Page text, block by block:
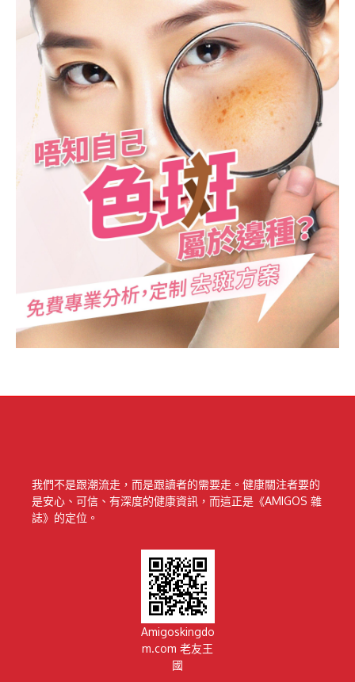
我們不是跟潮流走，而是跟讀者的需要走。健康關注者要的
是安心、可信、有深度的健康資訊，而這正是《AMIGOS 雜
誌》的定位。
Amigoskingdo
m.com 老友王
國